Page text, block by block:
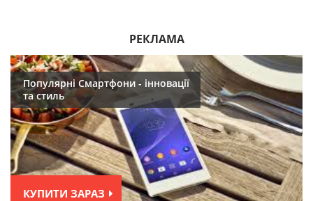
РЕКЛАМА
Популярні Смартфони - інновації
та стиль
КУПИТИ ЗАРАЗ